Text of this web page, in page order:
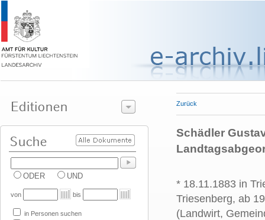
ODER UND
von bis
in Personen suchen
Zurück
Schädler
* 18.11.1883 in
Triesenberg, ab
(Landwirt,